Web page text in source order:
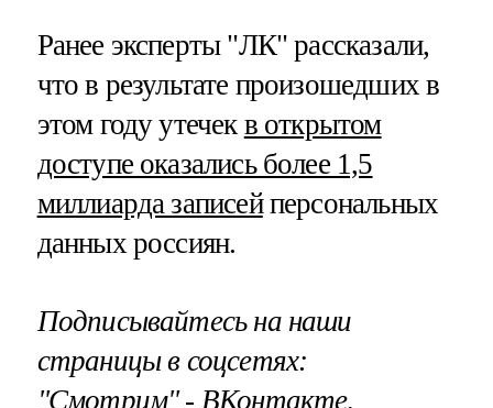
Ранее эксперты "ЛК" рассказали,
что в результате произошедших в
этом году утечек в открытом
доступе оказались более 1,5
миллиарда записейперсональных
данных россиян.
Подписывайтесь на наши
страницы в соцсетях:
"Смотрим"‐ ВКонтакте,